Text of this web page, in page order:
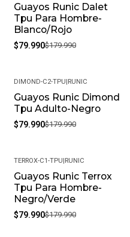
-56%
Guayos Runic Dalet
Tpu Para Hombre-
Blanco/Rojo
$79.990$179.990
-56%
DIMOND-C2-TPU RUNIC
Guayos Runic Dimond
Tpu Adulto-Negro
$79.990$179.990
-56%
TERROX-C1-TPU|RUNIC
Guayos Runic Terrox
Tpu Para Hombre-
Negro/Verde
$79.990$179.990